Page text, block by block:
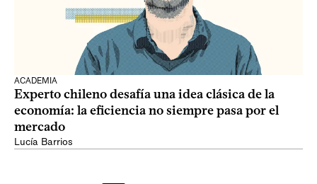
ACADEMIA
Experto chileno desafía una idea clásica de la
economía: la eficiencia no siempre pasa por el
mercado
Lucía Barrios